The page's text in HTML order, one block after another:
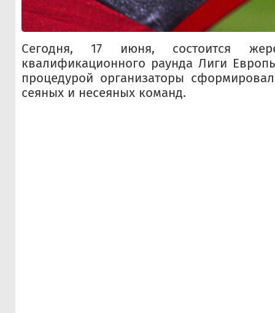
Сегодня, 17 июня, состоится
квалификационного раунда Лиги
процедурой организаторы
сеяных и несеяных команд.